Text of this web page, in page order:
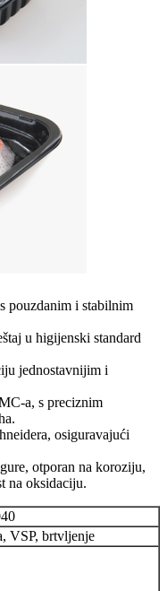
pouzdanim i stabilnim
u higijenski standard
jednostavnijim i
a, s preciznim
osiguravajući
otporan na koroziju,
na oksidaciju.
VSP, brtvljenje